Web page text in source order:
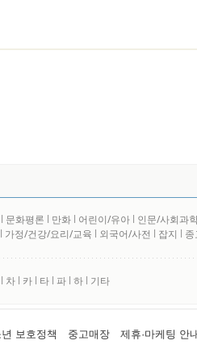
l 문화평론 l 만화 l 어린이/유아 l 인문/사회과
l 가정/건강/요리/교육 l 외국어/사전 l 잡지 l
l 차 l 카 l 타 l 파 l 하 l 기타
보호정책 중고매장 제휴·마케팅 안